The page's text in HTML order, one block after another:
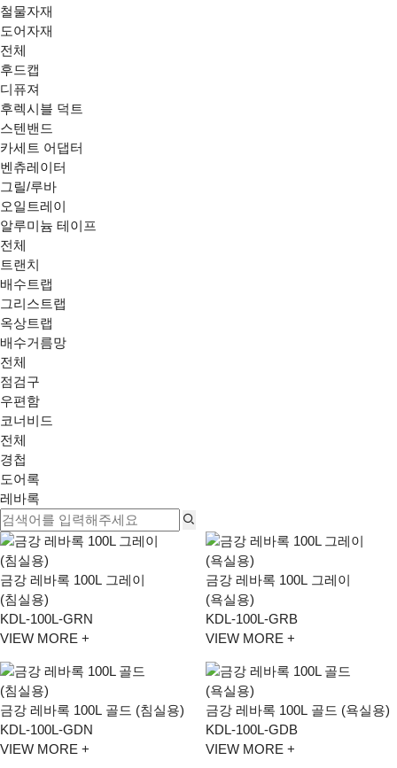
철물자재
도어자재
전체
후드캡
디퓨져
후렉시블 덕트
스텐밴드
카세트 어댑터
벤츄레이터
그릴/루바
오일트레이
알루미늄 테이프
전체
트랜치
배수트랩
그리스트랩
옥상트랩
배수거름망
전체
점검구
우편함
코너비드
전체
경첩
도어록
레바록
금강 레바록 100L 그레이
(침실용)
KDL-100L-GRN
VIEW MORE +
금강 레바록 100L 그레이
(욕실용)
KDL-100L-GRB
VIEW MORE +
금강 레바록 100L 골드 (침실용)
KDL-100L-GDN
VIEW MORE +
금강 레바록 100L 골드 (욕실용)
KDL-100L-GDB
VIEW MORE +